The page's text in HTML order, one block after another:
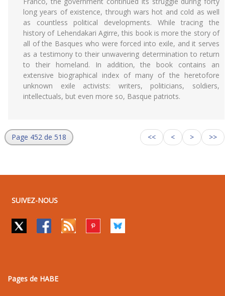
long years of existence, through wars hot and cold as well
as countless political developments. While tracing the
history of Lehendakari Agirre, this book is more the story of
all of the Basques who were forced into exile, and it serves
as a testimony to their unwavering determination to return
to their homeland. In addition, the book contains an
extensive biographical index of many of the heretofore
unknown exile activists: writers, politicians, soldiers,
intellectuals, but even more so, Basque patriots.
Page 452 de 518 << < > >>
SUIVEZ-NOUS
Pages de HABE